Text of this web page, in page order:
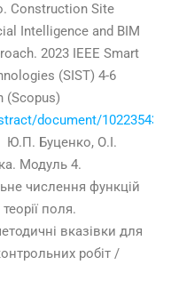
Construction Site
Intelligence and BIM
2023 IEEE Smart
(SIST) 4-6
(Scopus)
document/10223543
Ю.П. Буценко, О.І.
Модуль 4.
числення функцій
поля.
вказівки для
робіт /